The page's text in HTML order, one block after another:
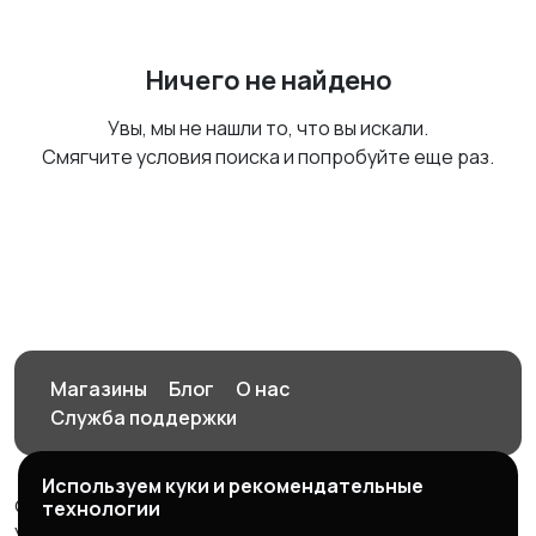
Ничего не найдено
Увы, мы не нашли то, что вы искали.
Смягчите условия поиска и попробуйте еще раз.
Магазины Блог
О нас
Служба поддержки
© 2026 Орен-АЙ - Авто | Недвижимость | Работа |
Используем куки и рекомендательные
технологии